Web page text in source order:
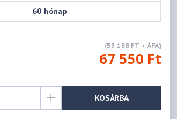
60 hónap
(53 188 FT + ÁFA)
67 550 Ft
KOSÁRBA